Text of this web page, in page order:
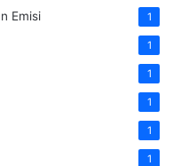
Emisi 1
1
1
1
1
1